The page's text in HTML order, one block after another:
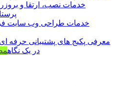
خدمات نصب، ارتقا و
خدمات طراحی وب سایت
معرفی پکیج های پشتیبانی حرفه
در یک نگاه